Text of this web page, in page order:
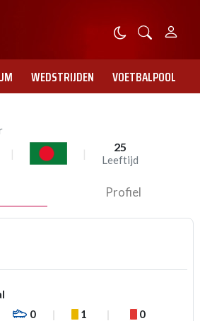
WEDSTRIJDEN VOETBALPOOL
25
Leeftijd
Profiel
0 1 0